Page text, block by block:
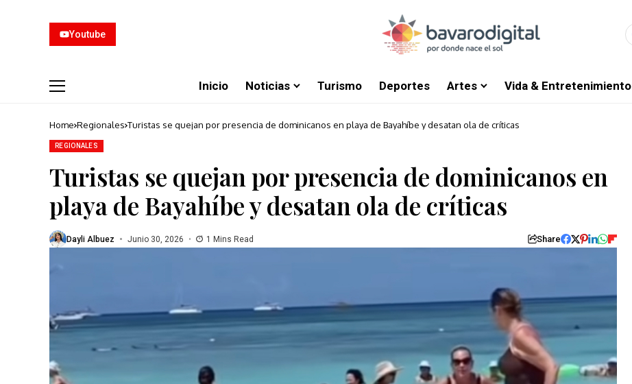
Youtube
Inicio Noticias Turismo Deportes Artes Vida & Entretenimiento
Home Regionales Turistas se quejan por presencia de dominicanos en playa de Bayahíbe y desatan ola de críticas
REGIONALES
Turistas se quejan por presencia de dominicanos en
playa de Bayahíbe y desatan ola de críticas
Dayli Albuez Junio 30, 2026 1 Mins Read Share